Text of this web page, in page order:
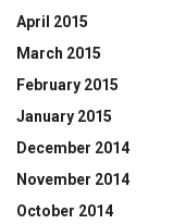
April 2015
March 2015
February 2015
January 2015
December 2014
November 2014
October 2014